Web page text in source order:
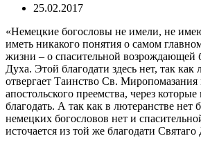
25.02.2017
«Немецкие богословы не имели, не
иметь никакого понятия о самом
жизни – о спасительной возрождающей
Духа. Этой благодати здесь нет, так как
отвергает Таинство Св. Миропомазания
апостольского преемства, через которые
благодать. А так как в лютеранстве нет
немецких богословов нет и
источается из той же благодати Святаго